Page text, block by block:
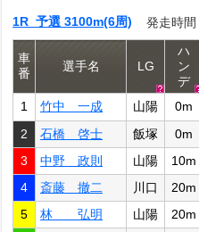
1R 予選 3100m(6周) 発走時間
車
番
選手名 LG
ハ
ン
デ
1 竹中 一成 山陽 0m
2
石橋 啓士 飯塚 0m
3
中野 政則 山陽 10m
4
斎藤 撤二 川口 20m
5
林 弘明 山陽 20m